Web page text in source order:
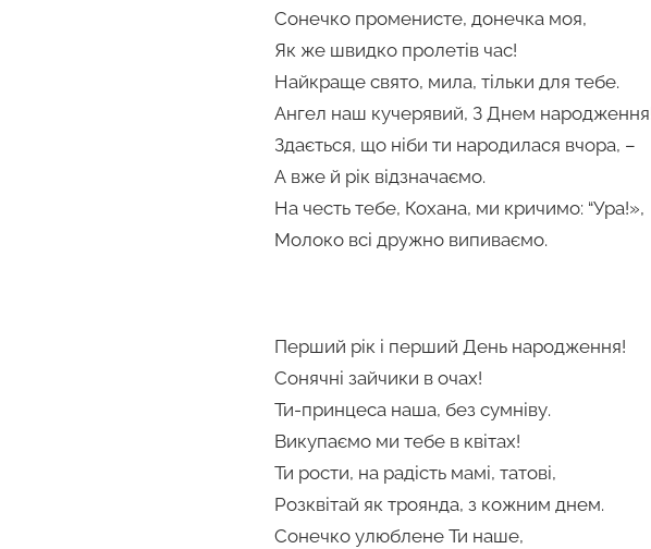
Сонечко променисте, донечка моя,
Як же швидко пролетів час!
Найкраще свято, мила, тільки для тебе.
Ангел наш кучерявий, З Днем
Здається, що ніби ти народилася вчора, –
А вже й рік відзначаємо.
На честь тебе, Кохана, ми кричимо: “Ура!»,
Молоко всі дружно випиваємо.
Перший рік і перший День народження!
Сонячні зайчики в очах!
Ти-принцеса наша, без сумніву.
Викупаємо ми тебе в квітах!
Ти рости, на радість мамі, татові,
Розквітай як троянда, з кожним днем.
Сонечко улюблене Ти наше,